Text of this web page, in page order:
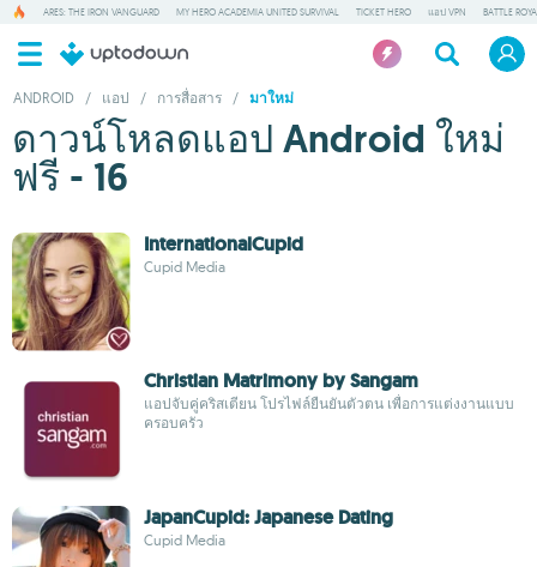
ARES: THE IRON VANGUARD MY HERO ACADEMIA UNITED SURVIVAL TICKET HERO แอป VPN BATTLE
ANDROID / แอป / การสื่อสาร / มาใหม่
ดาวน์โหลดแอป Android ใหม่
ฟรี - 16
InternationalCupid
Cupid Media
Christian Matrimony by Sangam
แอปจับคู่คริสเตียน โปรไฟล์ยืนยันตัวตน เพื่อการแต่งงานแบบ
ครอบครัว
JapanCupid: Japanese Dating
Cupid Media